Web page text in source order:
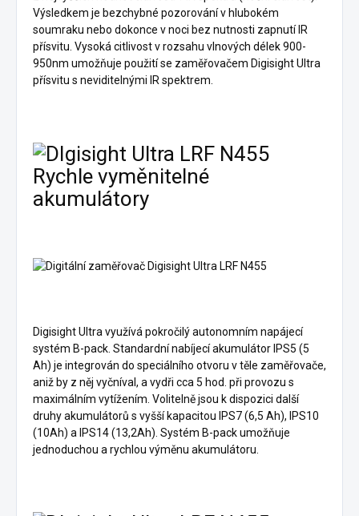
Výsledkem je bezchybné pozorování v hlubokém
soumraku nebo dokonce v noci bez nutnosti zapnutí IR
přísvitu. Vysoká citlivost v rozsahu vlnových délek 900-
950nm umožňuje použití se zaměřovačem Digisight Ultra
přísvitu s neviditelnými IR spektrem.
Rychle vyměnitelné
akumulátory
Digisight Ultra využívá pokročilý autonomním napájecí
systém B-pack. Standardní nabíjecí akumulátor IPS5 (5
Ah) je integrován do speciálního otvoru v těle zaměřovače,
aniž by z něj vyčníval, a vydři cca 5 hod. při provozu s
maximálním vytížením. Volitelně jsou k dispozici další
druhy akumulátorů s vyšší kapacitou IPS7 (6,5 Ah), IPS10
(10Ah) a IPS14 (13,2Ah). Systém B-pack umožňuje
jednoduchou a rychlou výměnu akumulátoru.